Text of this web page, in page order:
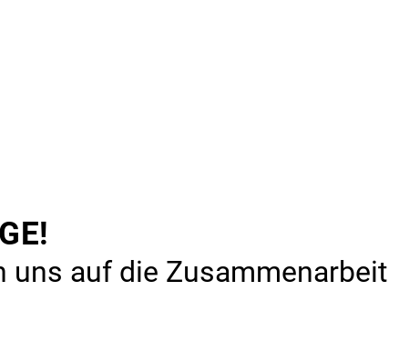
uns auf die Zusammenarbeit